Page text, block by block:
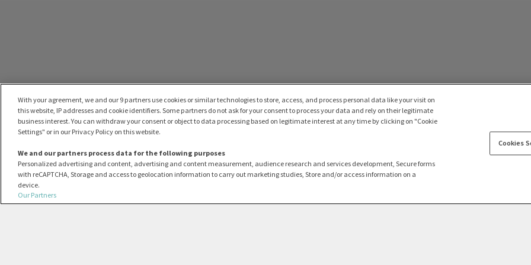
With your agreement, we and our 9 partners use cookies or similar technologies to store, access, and process personal data like your visit on
this website, IP addresses and cookie identifiers. Some partners do not ask for your consent to process your data and rely on their legitimate
business interest. You can withdraw your consent or object to data processing based on legitimate interest at any time by clicking on "Cookie
Settings" or in our Privacy Policy on this website.
We and our partners process data for the following purposes
Personalized advertising and content, advertising and content measurement, audience research and services development, Secure forms
with reCAPTCHA, Storage and access to geolocation information to carry out marketing studies, Store and/or access information on a
device.
Our Partners
Cookies